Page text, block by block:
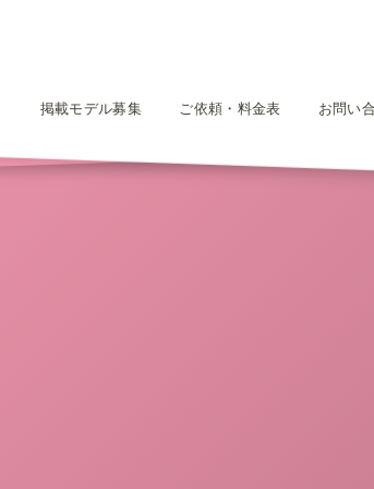
掲載モデル募集 ご依頼・料金表 お問い